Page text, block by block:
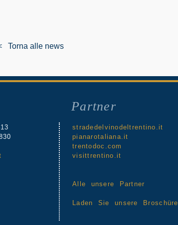
Torna alle news
Partner
stradedelvinodeltrentino.it
pianarotaliana.it
trentodoc.com
visittrentino.it
Alle unsere Partner
Laden Sie unsere Broschüre